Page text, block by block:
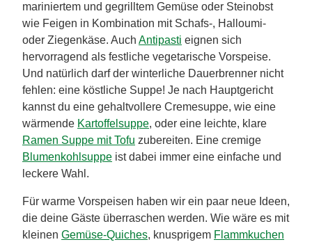
mariniertem und gegrilltem Gemüse oder Steinobst
wie Feigen in Kombination mit Schafs-, Halloumi-
oder Ziegenkäse. Auch Antipasti eignen sich
hervorragend als festliche vegetarische Vorspeise.
Und natürlich darf der winterliche Dauerbrenner nicht
fehlen: eine köstliche Suppe! Je nach Hauptgericht
kannst du eine gehaltvollere Cremesuppe, wie eine
wärmende Kartoffelsuppe, oder eine leichte, klare
Ramen Suppe mit Tofu zubereiten. Eine cremige
Blumenkohlsuppe ist dabei immer eine einfache und
leckere Wahl.
Für warme Vorspeisen haben wir ein paar neue Ideen,
die deine Gäste überraschen werden. Wie wäre es mit
kleinen Gemüse-Quiches, knusprigem Flammkuchen